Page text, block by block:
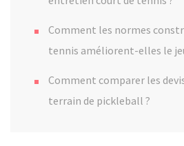
Comment les normes
tennis améliorent-elles le
Comment comparer les
terrain de pickleball ?